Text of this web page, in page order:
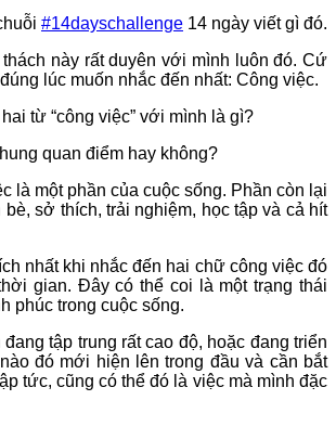
#14dayschallenge 14 ngày viết gì đó.
này rất duyên với mình luôn đó. Cứ
lúc muốn nhắc đến nhất: Công việc.
từ “công việc” với mình là gì?
quan điểm hay không?
là một phần của cuộc sống. Phần còn lại
sở thích, trải nghiệm, học tập và cả hít
nhất khi nhắc đến hai chữ công việc đó
gian. Đây có thể coi là một trạng thái
phúc trong cuộc sống.
tập trung rất cao độ, hoặc đang triển
đó mới hiện lên trong đầu và cần bắt
tức, cũng có thể đó là việc mà mình đặc